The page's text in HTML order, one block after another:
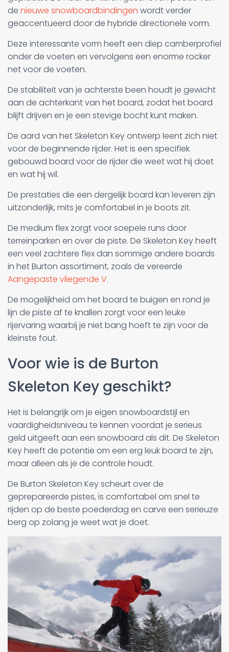
de nieuwe snowboardbindingen wordt verder
geaccentueerd door de hybride directionele vorm.
Deze interessante vorm heeft een diep camberprofiel
onder de voeten en vervolgens een enorme rocker
net voor de voeten.
De stabiliteit van je achterste been houdt je gewicht
aan de achterkant van het board, zodat het board
blijft drijven en je een stevige bocht kunt maken.
De aard van het Skeleton Key ontwerp leent zich niet
voor de beginnende rijder. Het is een specifiek
gebouwd board voor de rijder die weet wat hij doet
en wat hij wil.
De prestaties die een dergelijk board kan leveren zijn
uitzonderlijk, mits je comfortabel in je boots zit.
De medium flex zorgt voor soepele runs door
terreinparken en over de piste. De Skeleton Key heeft
een veel zachtere flex dan sommige andere boards
in het Burton assortiment, zoals de vereerde
Aangepaste vliegende V.
De mogelijkheid om het board te buigen en rond je
lijn de piste af te knallen zorgt voor een leuke
rijervaring waarbij je niet bang hoeft te zijn voor de
kleinste fout.
Voor wie is de Burton
Skeleton Key geschikt?
Het is belangrijk om je eigen snowboardstijl en
vaardigheidsniveau te kennen voordat je serieus
geld uitgeeft aan een snowboard als dit. De Skeleton
Key heeft de potentie om een erg leuk board te zijn,
maar alleen als je de controle houdt.
De Burton Skeleton Key scheurt over de
geprepareerde pistes, is comfortabel om snel te
rijden op de beste poederdag en carve een serieuze
berg op zolang je weet wat je doet.